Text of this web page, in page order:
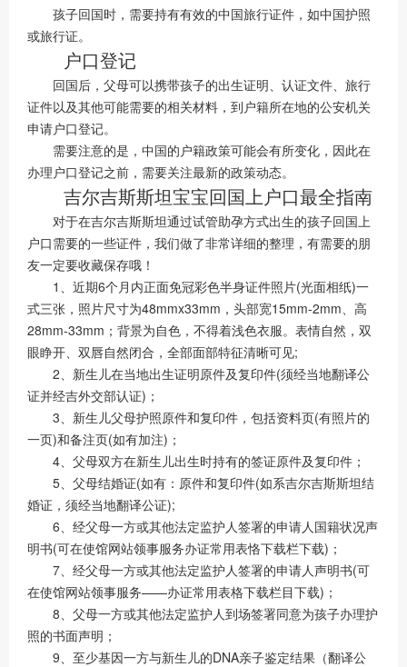
孩子回国时，需要持有有效的中国旅行证件，如中国护照
或旅行证。
户口登记
回国后，父母可以携带孩子的出生证明、认证文件、旅行
证件以及其他可能需要的相关材料，到户籍所在地的公安机关
申请户口登记。
需要注意的是，中国的户籍政策可能会有所变化，因此在
办理户口登记之前，需要关注最新的政策动态。
吉尔吉斯斯坦宝宝回国上户口最全指南
对于在吉尔吉斯斯坦通过试管助孕方式出生的孩子回国上
户口需要的一些证件，我们做了非常详细的整理，有需要的朋
友一定要收藏保存哦！
1、近期6个月内正面免冠彩色半身证件照片(光面相纸)一
式三张，照片尺寸为48mmx33mm，头部宽15mm-2mm、高
28mm-33mm；背景为自色，不得着浅色衣服。表情自然，双
眼睁开、双唇自然闭合，全部面部特征清晰可见;
2、新生儿在当地出生证明原件及复印件(须经当地翻译公
证并经吉外交部认证)；
3、新生儿父母护照原件和复印件，包括资料页(有照片的
一页)和备注页(如有加注)；
4、父母双方在新生儿出生时持有的签证原件及复印件；
5、父母结婚证(如有：原件和复印件(如系吉尔吉斯斯坦结
婚证，须经当地翻译公证);
6、经父母一方或其他法定监护人签署的申请人国籍状况声
明书(可在使馆网站领事服务办证常用表恪下载栏下载)；
7、经父母一方或其他法定监护人签署的申请人声明书(可
在使馆网站领事服务——办证常用表格下载栏目下载)；
8、父母一方或其他法定监护人到场签署同意为孩子办理护
照的书面声明；
9、至少基因一方与新生儿的DNA亲子鉴定结果（翻译公